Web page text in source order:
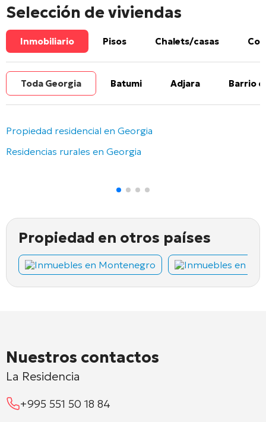
Selección de viviendas
Inmobiliario Pisos Chalets/casas
Toda Georgia Batumi Adjara Barrio
Propiedad residencial en Georgia
Residencias rurales en Georgia
Propiedad en otros países
Inmuebles en Montenegro Inmuebles en
Nuestros contactos
La Residencia
+995 551 50 18 84